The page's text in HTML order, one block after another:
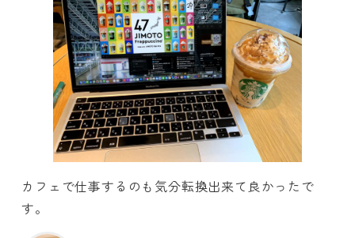
カフェで仕事するのも気分転換出来て良かったで
す。